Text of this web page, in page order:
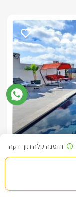
החל מ- ₪3500